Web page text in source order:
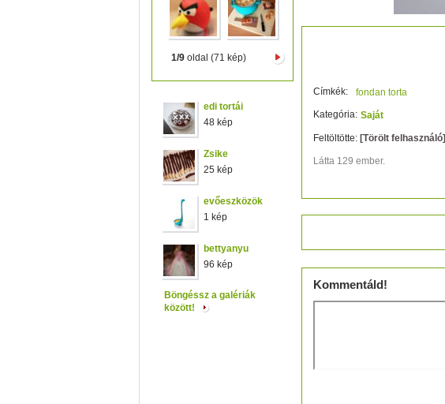
1/9oldal (71 kép)
edi tortái
48 kép
Zsike
25 kép
evőeszközök
1 kép
bettyanyu
96 kép
Böngéssz a galériák
között!
Címkék:
fondan torta
Kategória: Saját
Feltöltötte: [Törölt felhasználó]
Látta 129 ember.
Kommentáld!